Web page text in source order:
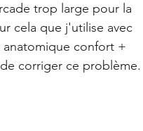
trop large pour la
cela que j'utilise avec
anatomique confort +
corriger ce problème.